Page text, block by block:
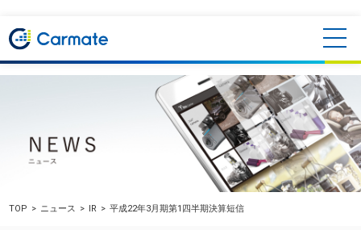
TOP ニュース IR 平成22年3月期第1四半期決算短信